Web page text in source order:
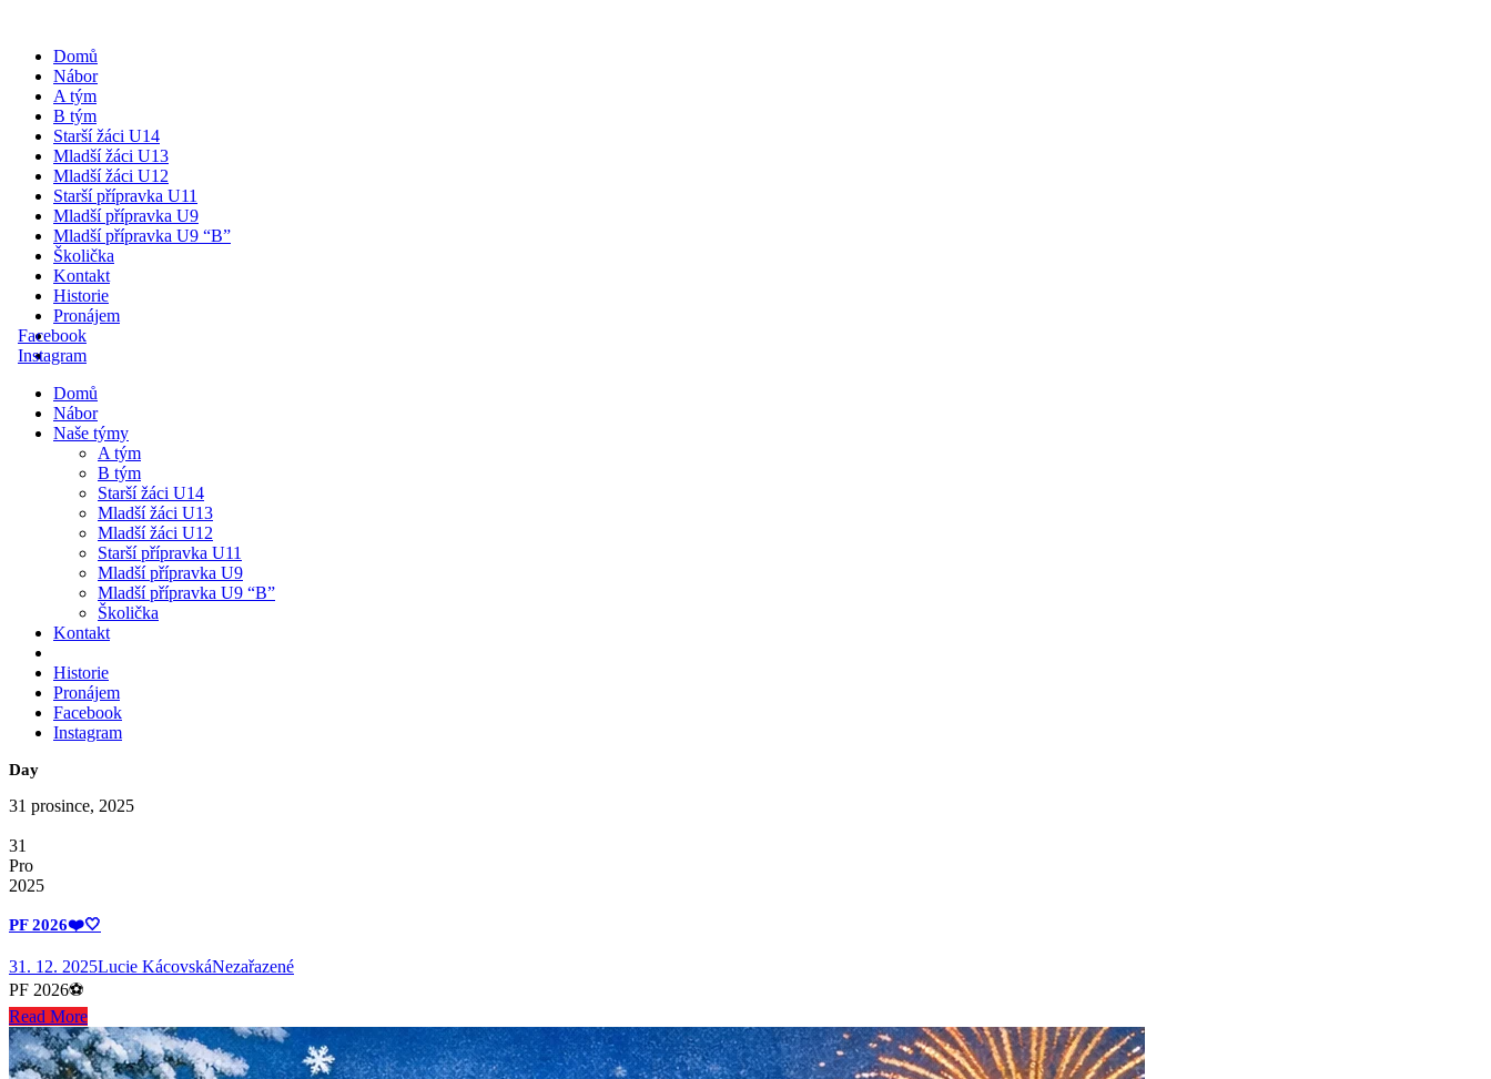
Domů
Nábor
A tým
B tým
Starší žáci U14
Mladší žáci U13
Mladší žáci U12
Starší přípravka U11
Mladší přípravka U9
Mladší přípravka U9 “B”
Školička
Kontakt
Historie
Pronájem
Facebook
Instagram
Domů
Nábor
Naše týmy
A tým
B tým
Starší žáci U14
Mladší žáci U13
Mladší žáci U12
Starší přípravka U11
Mladší přípravka U9
Mladší přípravka U9 “B”
Školička
Kontakt
Historie
Pronájem
Facebook
Instagram
Day
31 prosince, 2025
31
Pro
2025
PF 2026❤️🤍
31. 12. 2025Lucie KácovskáNezařazené
PF 2026⚽️
Read More